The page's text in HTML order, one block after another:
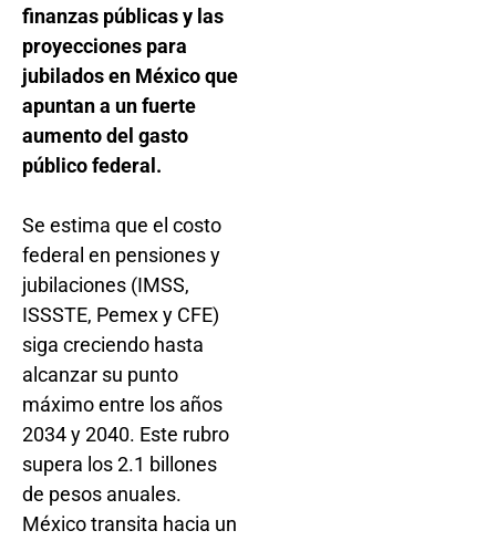
finanzas públicas y las
proyecciones para
jubilados en México que
apuntan a un fuerte
aumento del gasto
público federal.
Se estima que el costo
federal en pensiones y
jubilaciones (IMSS,
ISSSTE, Pemex y CFE)
siga creciendo hasta
alcanzar su punto
máximo entre los años
2034 y 2040. Este rubro
supera los 2.1 billones
de pesos anuales.
México transita hacia un